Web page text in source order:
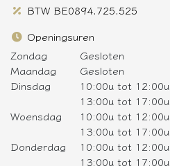
BTW BE0894.725.525
Openingsuren
Zondag
Gesloten
Maandag
Gesloten
Dinsdag
10:00u tot 12:00u
13:00u tot 17:00u
Woensdag
10:00u tot 12:00u
13:00u tot 17:00u
Donderdag
10:00u tot 12:00u
13:00u tot 17:00u